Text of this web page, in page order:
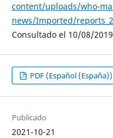
content/uploads/who-
news/Imported/
Consultado el 10/08/
PDF (Español (España))
Publicado
2021-10-21